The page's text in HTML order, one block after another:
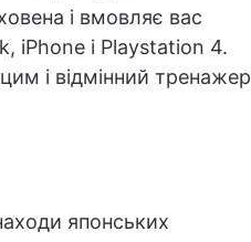
і вмовляє вас
iPhone і Playstation 4.
і відмінний тренажер
японських